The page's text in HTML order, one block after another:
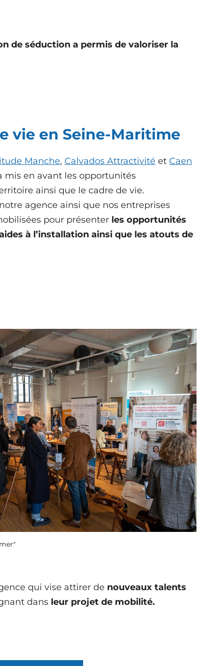
de séduction a permis de valoriser la
vie en Seine-Maritime
Manche, Calvados Attractivité et Caen
mis en avant les opportunités
ainsi que le cadre de vie.
agence ainsi que nos entreprises
pour présenter les opportunités
à l’installation ainsi que les atouts de
qui vise attirer de nouveaux talents
dans leur projet de mobilité.